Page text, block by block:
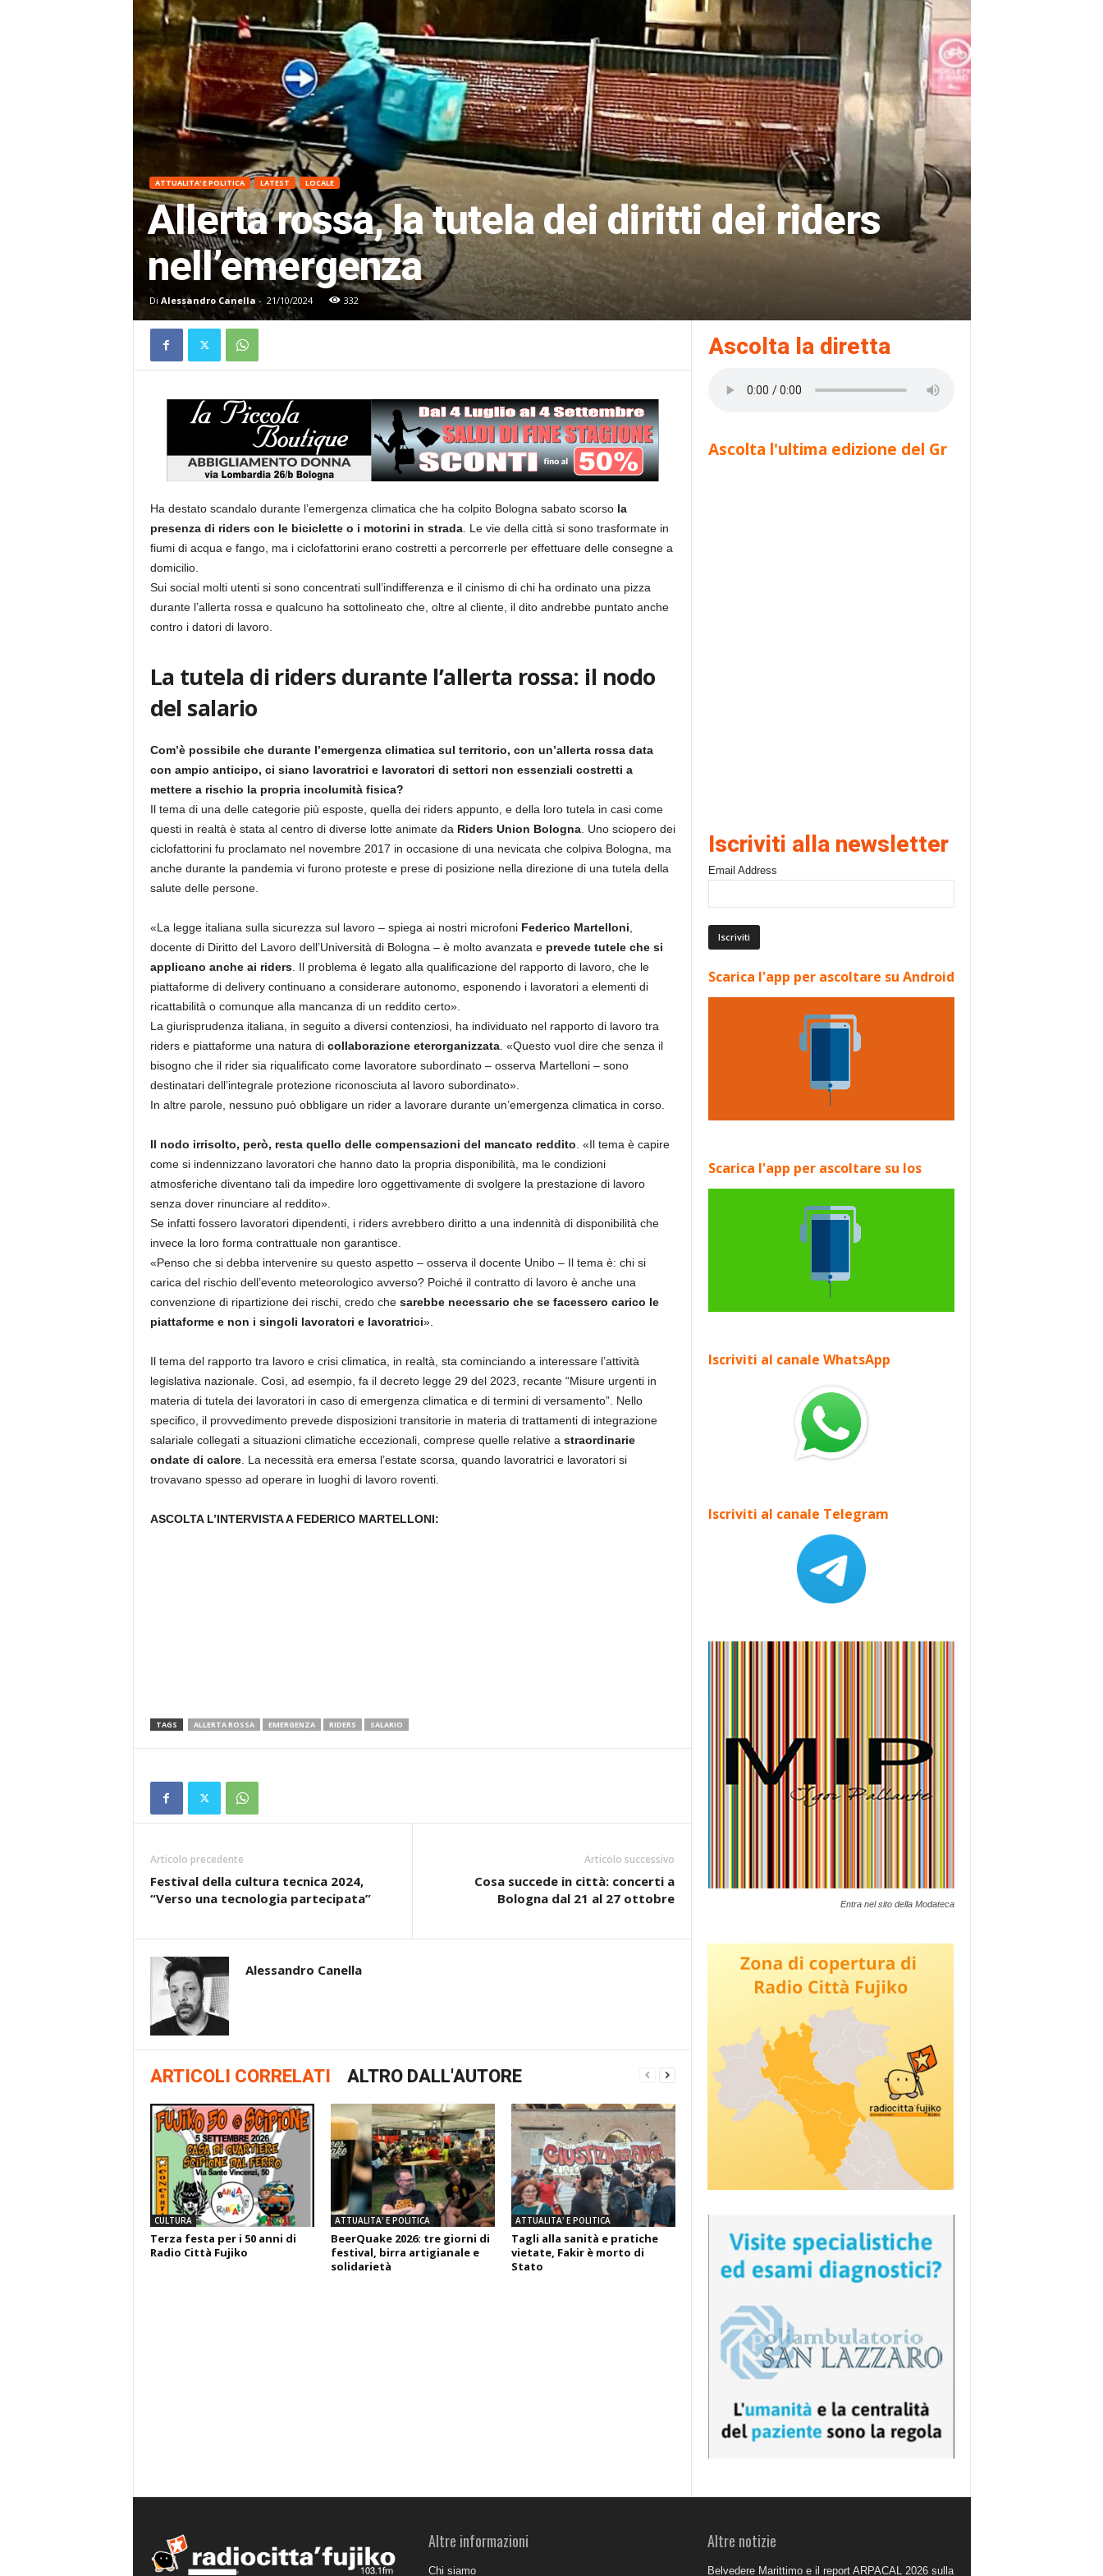
ATTUALITA' E POLITICA LATEST LOCALE
Allerta rossa, la tutela dei diritti dei riders
nell’emergenza
Di Alessandro Canella - 21/10/2024 332
Ha destato scandalo durante l’emergenza climatica che ha colpito Bologna sabato scorso la
presenza di riders con le biciclette o i motorini in strada. Le vie della città si sono trasformate in
fiumi di acqua e fango, ma i ciclofattorini erano costretti a percorrerle per effettuare delle consegne a
domicilio.
Sui social molti utenti si sono concentrati sull’indifferenza e il cinismo di chi ha ordinato una pizza
durante l’allerta rossa e qualcuno ha sottolineato che, oltre al cliente, il dito andrebbe puntato anche
contro i datori di lavoro.
La tutela di riders durante l’allerta rossa: il nodo
del salario
Com’è possibile che durante l’emergenza climatica sul territorio, con un’allerta rossa data
con ampio anticipo, ci siano lavoratrici e lavoratori di settori non essenziali costretti a
mettere a rischio la propria incolumità fisica?
Il tema di una delle categorie più esposte, quella dei riders appunto, e della loro tutela in casi come
questi in realtà è stata al centro di diverse lotte animate da Riders Union Bologna. Uno sciopero dei
ciclofattorini fu proclamato nel novembre 2017 in occasione di una nevicata che colpiva Bologna, ma
anche durante la pandemia vi furono proteste e prese di posizione nella direzione di una tutela della
salute delle persone.
«La legge italiana sulla sicurezza sul lavoro – spiega ai nostri microfoni Federico Martelloni
docente di Diritto del Lavoro dell’Università di Bologna – è molto avanzata e prevede tutele che si
applicano anche ai riders. Il problema è legato alla qualificazione del rapporto di lavoro, che le
piattaforme di delivery continuano a considerare autonomo, esponendo i lavoratori a elementi di
ricattabilità o comunque alla mancanza di un reddito certo».
La giurisprudenza italiana, in seguito a diversi contenziosi, ha individuato nel rapporto di lavoro tra
riders e piattaforme una natura di collaborazione eterorganizzata. «Questo vuol dire che senza il
bisogno che il rider sia riqualificato come lavoratore subordinato – osserva Martelloni – sono
destinatari dell’integrale protezione riconosciuta al lavoro subordinato».
In altre parole, nessuno può obbligare un rider a lavorare durante un’emergenza climatica in corso.
Il nodo irrisolto, però, resta quello delle compensazioni del mancato reddito . «Il tema è capire
come si indennizzano lavoratori che hanno dato la propria disponibilità, ma le condizioni
atmosferiche diventano tali da impedire loro oggettivamente di svolgere la prestazione di lavoro
senza dover rinunciare al reddito».
Se infatti fossero lavoratori dipendenti, i riders avrebbero diritto a una indennità di disponibilità che
invece la loro forma contrattuale non garantisce.
«Penso che si debba intervenire su questo aspetto – osserva il docente Unibo – Il tema è: chi si
carica del rischio dell’evento meteorologico avverso? Poiché il contratto di lavoro è anche una
convenzione di ripartizione dei rischi, credo che sarebbe necessario che se facessero carico le
piattaforme e non i singoli lavoratori e lavoratrici».
Il tema del rapporto tra lavoro e crisi climatica, in realtà, sta cominciando a interessare l’attività
legislativa nazionale. Così, ad esempio, fa il decreto legge 29 del 2023, recante “Misure urgenti in
materia di tutela dei lavoratori in caso di emergenza climatica e di termini di versamento”. Nello
specifico, il provvedimento prevede disposizioni transitorie in materia di trattamenti di integrazione
salariale collegati a situazioni climatiche eccezionali, comprese quelle relative a straordinarie
ondate di calore. La necessità era emersa l’estate scorsa, quando lavoratrici e lavoratori si
trovavano spesso ad operare in luoghi di lavoro roventi.
ASCOLTA L’INTERVISTA A FEDERICO MARTELLONI:
TAGS ALLERTA ROSSA EMERGENZA RIDERS SALARIO
Articolo precedente
Festival della cultura tecnica 2024,
“Verso una tecnologia partecipata”
Articolo successivo
Cosa succede in città: concerti a
Bologna dal 21 al 27 ottobre
Alessandro Canella
ARTICOLI CORRELATI ALTRO DALL'AUTORE
CULTURA
Terza festa per i 50 anni di
Radio Città Fujiko
ATTUALITA' E POLITICA
BeerQuake 2026: tre giorni di
festival, birra artigianale e
solidarietà
ATTUALITA' E POLITICA
Tagli alla sanità e pratiche
vietate, Fakir è morto di
Stato
Ascolta la diretta
Ascolta l'ultima edizione del Gr
Iscriviti alla newsletter
Email Address
Scarica l'app per ascoltare su Android
Scarica l'app per ascoltare su Ios
Iscriviti al canale WhatsApp
Iscriviti al canale Telegram
Entra nel sito della Modateca
Altre informazioni
Chi siamo
Altre notizie
Belvedere Marittimo e il report ARPACAL 2026 sulla